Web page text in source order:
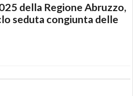
della Regione Abruzzo,
seduta congiunta delle